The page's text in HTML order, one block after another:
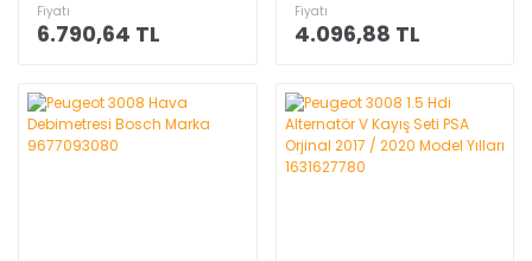
Fiyatı
6.790,64 TL
Fiyatı
4.096,88 TL